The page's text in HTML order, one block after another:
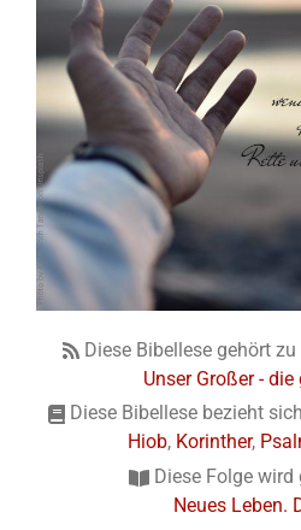
Diese Bibellese gehört
Unser Großer -
Diese Bibellese bezieht
Hiob, Korinther,
Diese Folge wird
Neues Leben.